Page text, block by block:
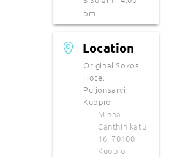
pm
Location
Original Sokos
Hotel
Puijonsarvi,
Kuopio
Minna
Canthin katu
16, 70100
Kuopio